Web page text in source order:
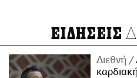
ΕΙΔΗΣΕΙΣ
Διεθνή